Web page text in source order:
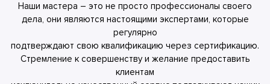
Наши мастера – это не просто профессионалы своего
дела, они являются настоящими экспертами, которые
регулярно
подтверждают свою квалификацию через сертификацию.
Стремление к совершенству и желание предоставить
клиентам